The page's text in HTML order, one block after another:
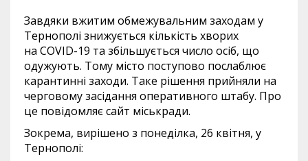
Завдяки вжитим обмежувальним заходам у
Тернополі знижується кількість хворих
на COVID-19 та збільшується число осіб, що
одужують. Тому місто поступово послаблює
карантинні заходи. Таке рішення прийняли на
черговому засідання оперативного штабу. Про
це повідомляє сайт міськради.
Зокрема, вирішено з понеділка, 26 квітня, у
Тернополі: